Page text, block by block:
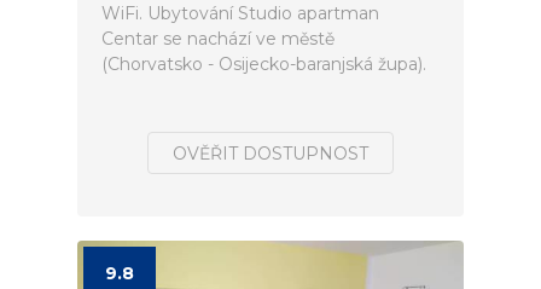
WiFi. Ubytování Studio apartman
Centar se nachází ve městě
(Chorvatsko - Osijecko-baranjská župa).
OVĚŘIT DOSTUPNOST
9.8